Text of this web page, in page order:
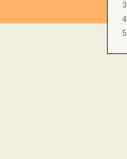
3
4
5